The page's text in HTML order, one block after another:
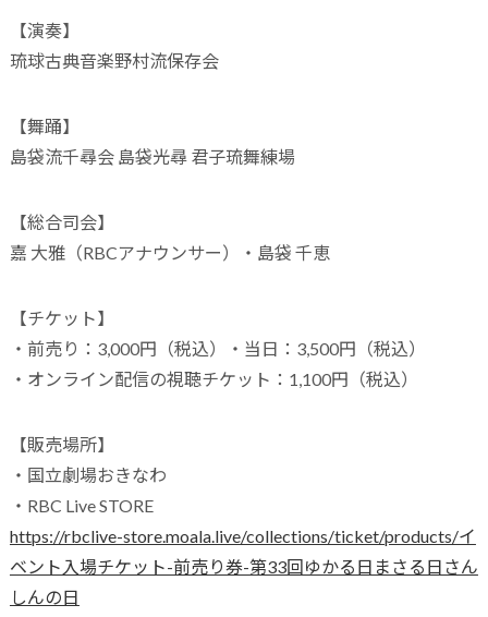
【演奏】
琉球古典音楽野村流保存会
【舞踊】
島袋流千尋会 島袋光尋 君子琉舞練場
【総合司会】
嘉 大雅（RBCアナウンサー）・島袋 千恵
【チケット】
・前売り：3,000円（税込）・当日：3,500円（税込）
・オンライン配信の視聴チケット：1,100円（税込）
【販売場所】
・国立劇場おきなわ
・RBC Live STORE
https://rbclive-store.moala.live/collections/ticket/products/イ
ベント入場チケット-前売り券-第33回ゆかる日まさる日さん
しんの日